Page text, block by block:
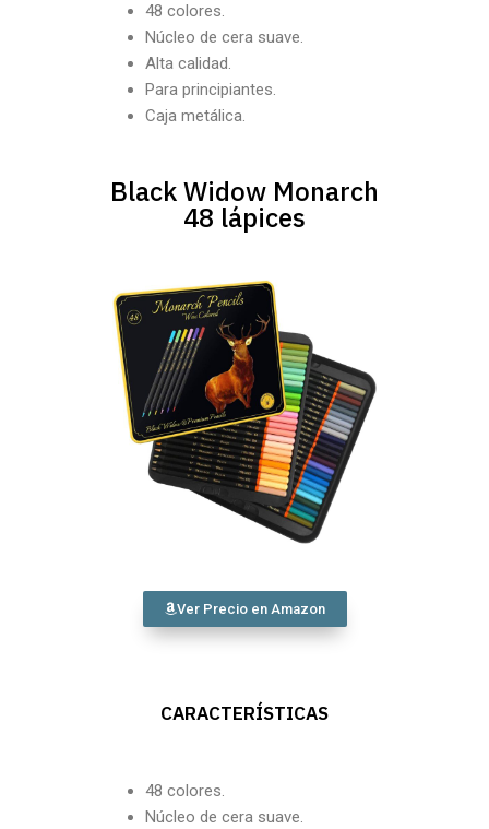
48 colores.
Núcleo de cera suave.
Alta calidad.
Para principiantes.
Caja metálica.
Black Widow Monarch
48 lápices
Ver Precio en Amazon
CARACTERÍSTICAS
48 colores.
Núcleo de cera suave.